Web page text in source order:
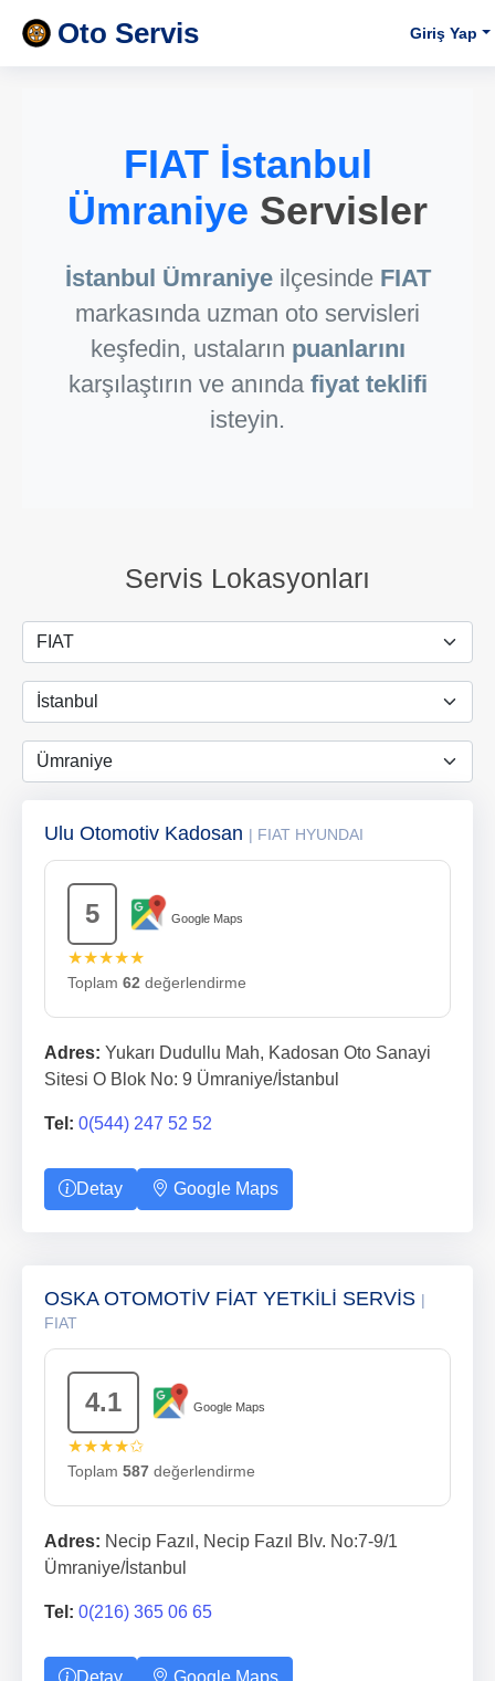
Oto Servis Giriş Yap
FIAT İstanbul
Ümraniye Servisler
İstanbul Ümraniyeilçesinde FIAT
markasında uzman oto servisleri
keşfedin, ustaların puanlarını
karşılaştırın ve anında fiyat teklifi
isteyin.
Servis Lokasyonları
Ulu Otomotiv Kadosan | FIAT HYUNDAI
5 Google Maps
★★★★★
Toplam 62 değerlendirme
Adres: Yukarı Dudullu Mah, Kadosan Oto Sanayi
Sitesi O Blok No: 9 Ümraniye/İstanbul
Tel: 0(544) 247 52 52
Detay Google Maps
OSKA OTOMOTİV FİAT YETKİLİ SERVİS |
FIAT
4.1 Google Maps
★★★★✩
Toplam 587 değerlendirme
Adres: Necip Fazıl, Necip Fazıl Blv. No:7-9/1
Ümraniye/İstanbul
Tel: 0(216) 365 06 65
Detay Google Maps